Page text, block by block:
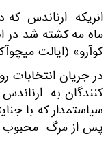
انریکه ارناندس که
ماه مه کشته شد در
کوآرو» (ایالت
کنندگان به
سیاستمدار که با
پس از مرگ محبوب